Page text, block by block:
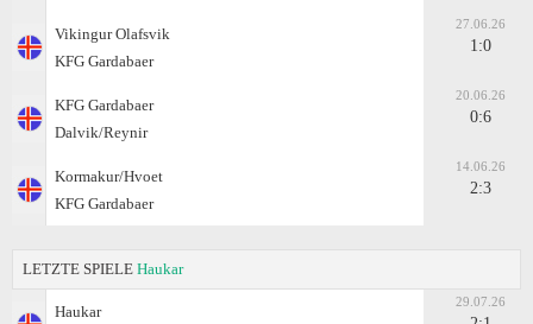
Vikingur Olafsvik
KFG Gardabaer
27.06.26
1:0
KFG Gardabaer
Dalvik/Reynir
20.06.26
0:6
Kormakur/Hvoet
KFG Gardabaer
14.06.26
2:3
LETZTE SPIELE Haukar
Haukar
29.07.26